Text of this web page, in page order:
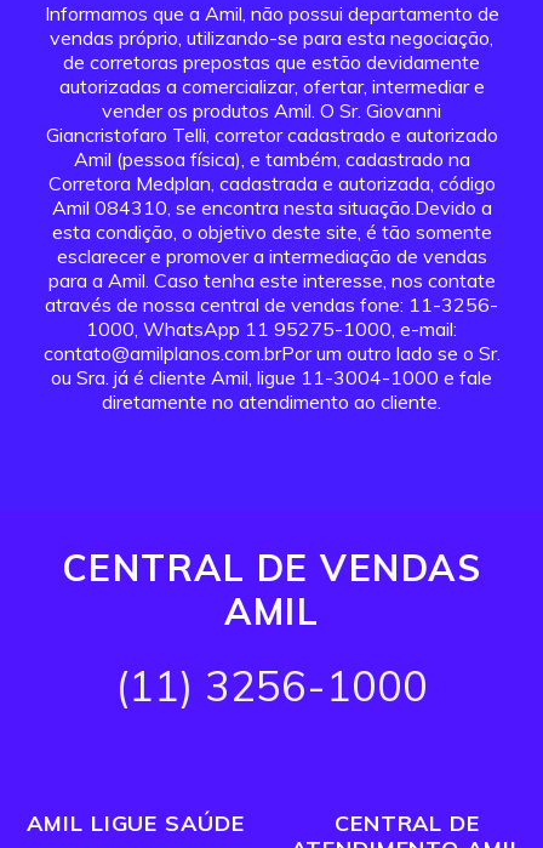
Informamos que a Amil, não possui departamento de
vendas próprio, utilizando-se para esta negociação,
de corretoras prepostas que estão devidamente
autorizadas a comercializar, ofertar, intermediar e
vender os produtos Amil. O Sr. Giovanni
Giancristofaro Telli, corretor cadastrado e autorizado
Amil (pessoa física), e também, cadastrado na
Corretora Medplan, cadastrada e autorizada, código
Amil 084310, se encontra nesta situação.Devido a
esta condição, o objetivo deste site, é tão somente
esclarecer e promover a intermediação de vendas
para a Amil. Caso tenha este interesse, nos contate
através de nossa central de vendas fone: 11-3256-
1000, WhatsApp 11 95275-1000, e-mail:
contato@amilplanos.com.brPor um outro lado se o Sr.
ou Sra. já é cliente Amil, ligue 11-3004-1000 e fale
diretamente no atendimento ao cliente.
CENTRAL DE VENDAS
AMIL
(11) 3256-1000
AMIL LIGUE SAÚDE
CENTRAL DE